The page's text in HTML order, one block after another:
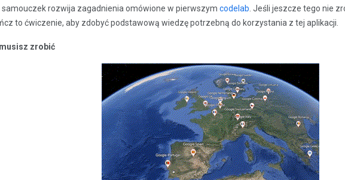
samouczek rozwija zagadnienia omówione w pierwszym codelab . Jeśli jeszcze tego nie
to ćwiczenie, aby zdobyć podstawową wiedzę potrzebną do korzystania z tej aplikacji.
zrobić